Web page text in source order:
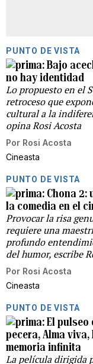
PUNTO DE VISTA
Bajo
no hay identidad
Lo propuesto en el
retroceso que
cultural a la
opina Rosi Acosta
Por Rosi Acosta
Cineasta
PUNTO DE VISTA
Chona 2:
la comedia en el
Provocar la risa
requiere una
profundo
del humor, escribe
Por Rosi Acosta
Cineasta
PUNTO DE VISTA
El pulseo
pecera, Alma viva,
memoria infinita
La película dirigida